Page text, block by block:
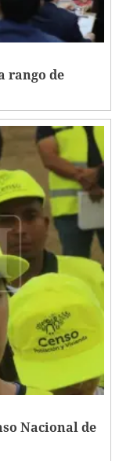
rango de
Nacional de